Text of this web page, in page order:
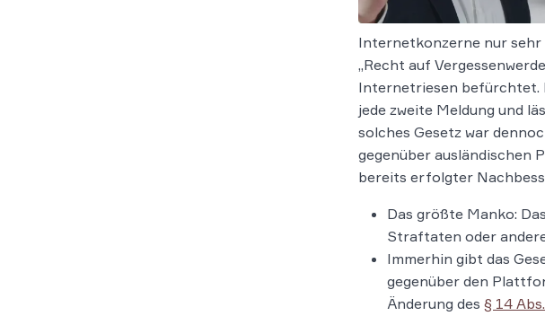
Internetkonzerne nur sehr
„Recht auf
Internetriesen befürchtet.
jede zweite Meldung und
solches Gesetz war
gegenüber ausländischen
bereits erfolgter
Das größte Manko:
Straftaten oder
Immerhin gibt das
gegenüber den
Änderung des § 14